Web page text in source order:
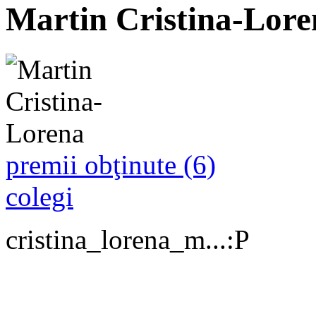
Martin Cristina-
premii obţinute (6)
colegi
cristina_lorena_m...:P